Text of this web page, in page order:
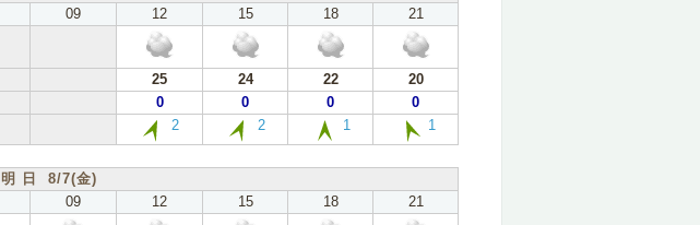
09 12 15 18
21
25 24 22
20
0 0 0
0
2 2 1 1
明 日 8/7(金)
09 12 15 18
21